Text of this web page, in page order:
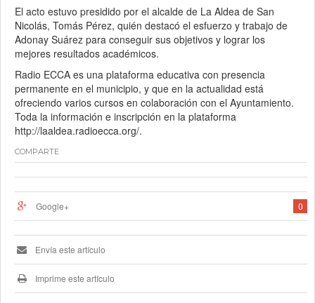
El acto estuvo presidido por el alcalde de La Aldea de San
Nicolás, Tomás Pérez, quién destacó el esfuerzo y trabajo de
Adonay Suárez para conseguir sus objetivos y lograr los
mejores resultados académicos.
Radio ECCA es una plataforma educativa con presencia
permanente en el municipio, y que en la actualidad está
ofreciendo varios cursos en colaboración con el Ayuntamiento.
Toda la información e inscripción en la plataforma
http://laaldea.radioecca.org/.
COMPARTE
0
Google+
Envía este artículo
Imprime este artículo